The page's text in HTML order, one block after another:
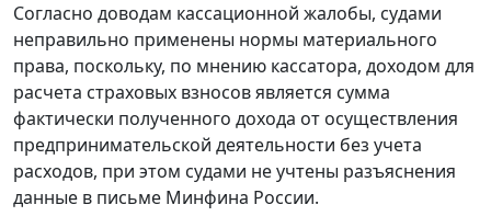
Согласно доводам кассационной жалобы, судами
неправильно применены нормы материального
права, поскольку, по мнению кассатора, доходом для
расчета страховых взносов является сумма
фактически полученного дохода от осуществления
предпринимательской деятельности без учета
расходов, при этом судами не учтены разъяснения
данные в письме Минфина России.